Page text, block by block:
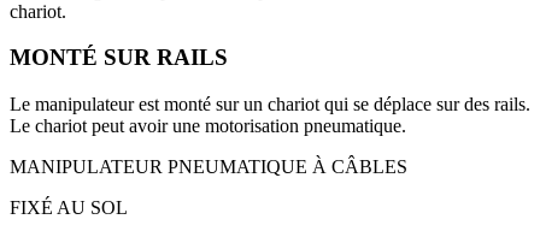
chariot.
MONTÉ SUR RAILS
Le manipulateur est monté sur un chariot qui se déplace sur des rails.
Le chariot peut avoir une motorisation pneumatique.
MANIPULATEUR PNEUMATIQUE À CÂBLES
FIXÉ AU SOL